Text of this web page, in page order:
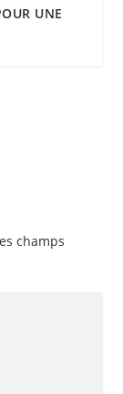
UNE
champs